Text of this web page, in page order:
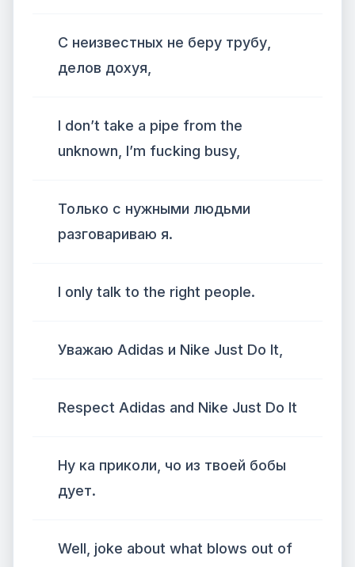
С неизвестных не беру трубу,
делов дохуя,
I don’t take a pipe from the
unknown, I’m fucking busy,
Только с нужными людьми
разговариваю я.
I only talk to the right people.
Уважаю Adidas и Nike Just Do It,
Respect Adidas and Nike Just Do It
Ну ка приколи, чо из твоей бобы
дует.
Well, joke about what blows out of